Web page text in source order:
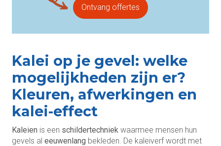
Ontvang offertes
Kalei op je gevel: welke
mogelijkheden zijn er?
Kleuren, afwerkingen en
kalei-effect
Kaleien is een schildertechniek waarmee mensen hun
gevels al eeuwenlang bekleden. De kaleiverf wordt met